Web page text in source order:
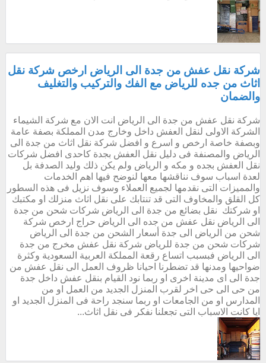
شركة نقل عفش من جدة الى الرياض ارخص شركة نقل
اثاث من جده للرياض مع الفك والتركيب والتغليف
والضمان
شركة نقل عفش من جدة الى الرياض انت الان مع شركة الشيماء
الشركة الاولى لنقل العفش داخل وخارج مدن المملكة بصفة عامة
وبصفة خاصة ارخص و اسرع و افضل شركة نقل اثاث من جدة الى
الرياض والمصنفة فى دليل نقل العفش بجدة كاحدى افضل شركات
نقل العفش بجده و مكه و الرياض ولم يكن ذلك وليد الصدفة بل
لعدة اسباب سوف نناقشها معها لنوضح فيها اهم الخدمات
والمميزات التى نقدمها لجميع العملاء وسوف نزيل فى هذه السطور
كل القلق والمخاوف التى قد تنتابك على نقل اثاث منزلك او مكتبك
او شركتك نقل بضائع من جدة الى الرياض شركات شحن من جدة
الى الرياض نقل عفش من جده الى الرياض حراج ارخص شركة
شحن من الرياض الى جدة أسعار الشحن من جدة الى الرياض
شركات شحن من جدة للرياض شركة نقل عفش مخرج من جدة
الى الرياض فبسبب اتساع رقعة المملكة العربية السعودية وكثرة
ضواحيها ومدنها قد تضطرنا احيانا ظروف العمل الى نقل عفش من
جدة الى اى مدينة اخرى او ربما نود القيام بنقل عفش داخل جدة
من حى الى حى اخر لقرب المنزل الجديد من العمل او من
المدارس او من الجامعات او ربما سنجد راحة فى المنزل الجديد او
ايا كانت الاسباب التى تجعلنا نفكر فى نقل اثاث...